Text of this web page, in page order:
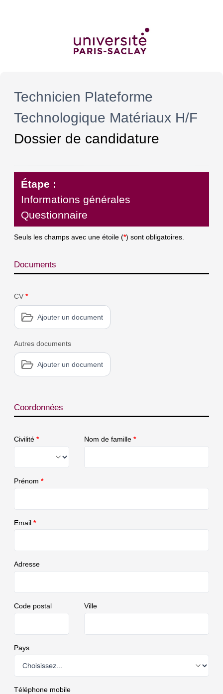
Technicien Plateforme
Technologique Matériaux H/F
Dossier de candidature
Étape :
Informations générales
Questionnaire
Seuls les champs avec une étoile (*) sont obligatoires.
Documents
CV *
Ajouter un document
Autres documents
Ajouter un document
Coordonnées
Civilité * Nom de famille *
Prénom *
Email *
Adresse
Code postal Ville
Pays
Téléphone mobile